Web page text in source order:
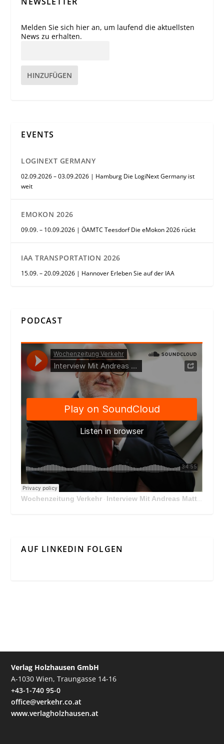
Melden Sie sich hier an, um laufend die aktuellsten
News zu erhalten.
HINZUFÜGEN
EVENTS
LOGINEXT GERMANY
02.09.2026 – 03.09.2026 | Hamburg Die LogiNext Germany ist
weit
EMOKON 2026
09.09. – 10.09.2026 | ÖAMTC Teesdorf Die eMokon 2026 rückt
IAA TRANSPORTATION 2026
15.09. – 20.09.2026 | Hannover Erleben Sie auf der IAA
PODCAST
Wochenzeitung Verkehr · Interview Mit Andreas Matthä, CEO der ÖBB Holding
AUF LINKEDIN FOLGEN
Verlag Holzhausen GmbH
A-1030 Wien, Traungasse 14-16
+43-1-740 95-0
office@verkehr.co.at
www.verlagholzhausen.at